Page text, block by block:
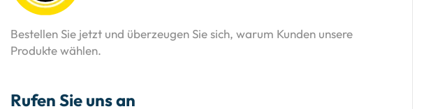
Bestellen Sie jetzt und überzeugen Sie sich, warum Kunden unsere
Produkte wählen.
Rufen Sie uns an